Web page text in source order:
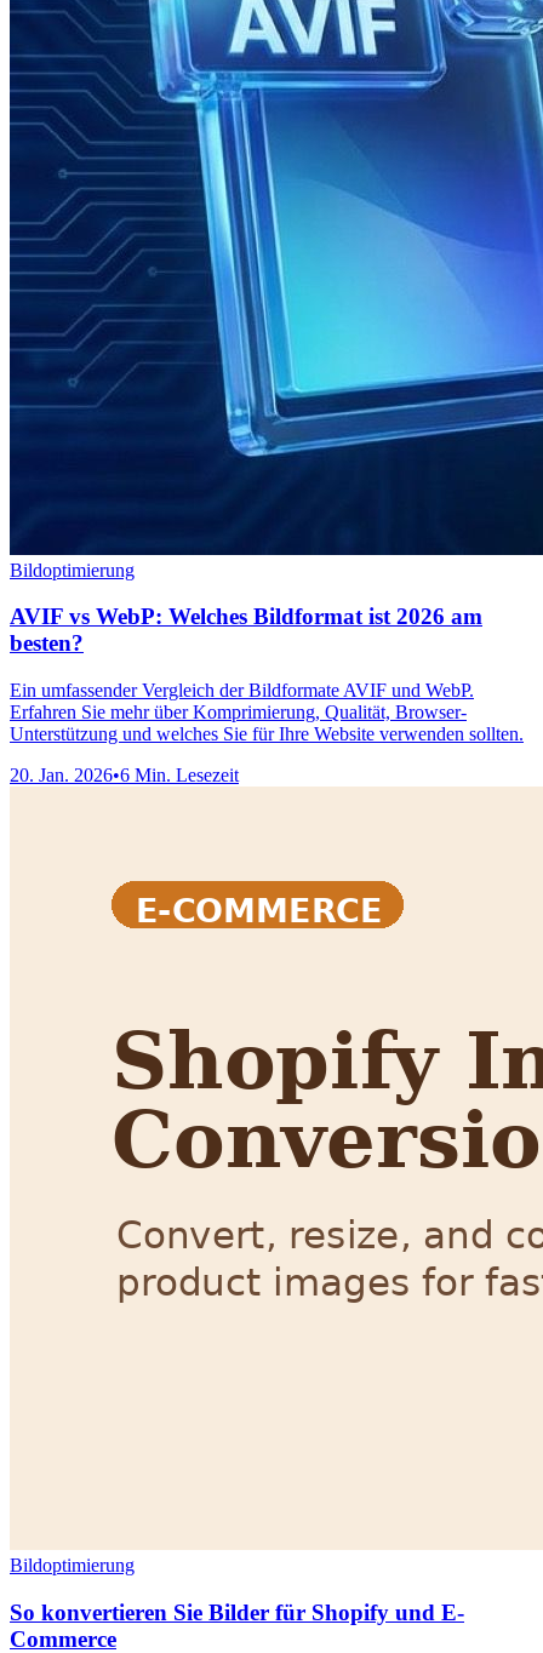
Bildoptimierung
AVIF vs WebP: Welches Bildformat ist 2026 am
besten?
Ein umfassender Vergleich der Bildformate AVIF und WebP.
Erfahren Sie mehr über Komprimierung, Qualität, Browser-
Unterstützung und welches Sie für Ihre Website verwenden sollten.
20. Jan. 2026•6 Min. Lesezeit
Bildoptimierung
So konvertieren Sie Bilder für Shopify und E-
Commerce